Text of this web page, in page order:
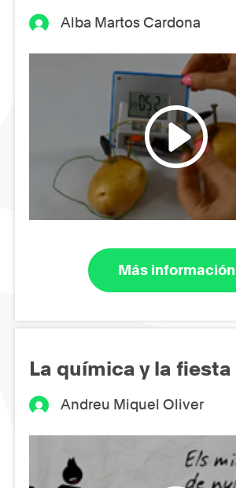
Alba Martos Cardona
Más información
La química y la fiesta
Andreu Miquel Oliver